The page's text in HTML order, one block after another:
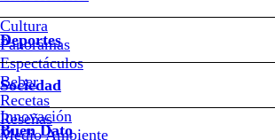
Cultura
Panoramas
Espectáculos
Beber
Recetas
Reseñas
Deportes
Sociedad
Innovación
Medio Ambiente
Buen Dato
#PDI
No
Notas relacionadas